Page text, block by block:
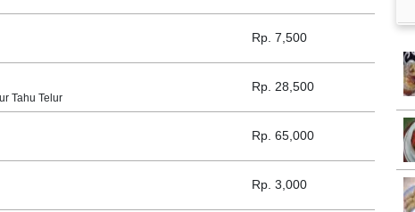
Rp. 7,500
Tahu Telur
Rp. 28,500
Rp. 65,000
Rp. 3,000